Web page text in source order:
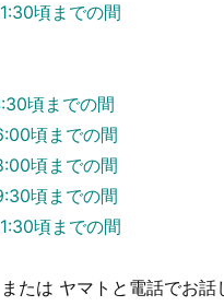
頃までの間
頃までの間
頃までの間
頃までの間
頃までの間
頃までの間
たは ヤマトと電話でお話